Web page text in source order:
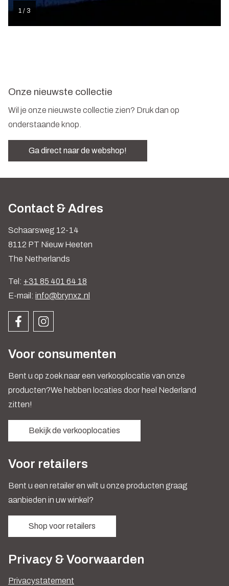
1 / 3
Onze nieuwste collectie
Wil je onze nieuwste collectie zien? Druk dan op
onderstaande knop.
Ga direct naar de webshop!
Contact & Adres
Schaarsweg 12-14
8112 PT Nieuw Heeten
The Netherlands
Tel: +31 85 401 64 18
E-mail: info@brynxz.nl
Voor consumenten
Bent u op zoek naar een verkooplocatie van onze
producten?We hebben locaties door heel Nederland
zitten!
Bekijk de verkooplocaties
Voor retailers
Bent u een retailer en wilt u onze producten graag
aanbieden in uw winkel?
Shop voor retailers
Privacy & Voorwaarden
Privacystatement